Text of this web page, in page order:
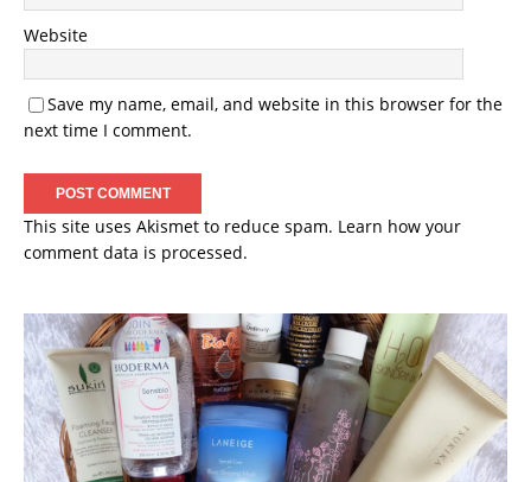
Website
Save my name, email, and website in this browser for the
next time I comment.
This site uses Akismet to reduce spam. Learn how your
comment data is processed.